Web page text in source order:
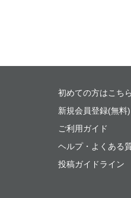
初めての方はこちら
新規会員登録(無料)
ご利用ガイド
ヘルプ・よくある
投稿ガイドライン